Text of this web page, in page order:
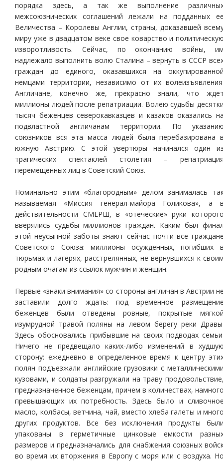
порядка здесь, а так же выполнение
межсоюзнических соглашений лежали на подданных
Величества – Королевы Англии, страны, доказавшей
миру уже в двадцатом веке свое коварство и
изворотливость. Сейчас, по окончанию войны,
надлежало выполнить волю Сталина – вернуть в СССР
граждан до единого, оказавшихся на
немцами территории, независимо от их
Англичане, конечно же, прекрасно знали, что
миллионы людей после репатриации. Волею судьбы
тысяч беженцев северокавказцев и казаков оказались
подвластной англичанам территории. По
союзников вся эта масса людей была перебазирована
южную Австрию. С этой увертюры начинался один
трагических спектаклей столетия –
перемещенных лиц в Советский Союз.
Номинально этим «благородным» делом занималась
называемая «Миссия генерал-майора Голикова», а
действительности СМЕРШ, в «отеческие» руки
вверялись судьбы миллионов граждан. Каким был
этой неусыпной заботы знают сейчас почти все
Советского Союза: миллионы осужденных, погибших
тюрьмах и лагерях, расстрелянных, не вернувшихся к
родным очагам из ссылок мужчин и женщин.
Первые «знаки внимания» со стороны англичан в Австрии
заставили долго ждать: под временное
беженцев были отведены ровные, покрытые
изумрудной травой поляны на левом берегу реки
Здесь обосновались прибывшие на своих подводах
Ничего не предвещало каких-либо изменений в
сторону: ежедневно в определенное время к центру
полян подъезжали английские грузовики с
кузовами, и солдаты разгружали на траву
предназначенное беженцам, причем в количествах,
превышающих их потребность. Здесь было и
масло, колбасы, ветчина, чай, вместо хлеба галеты и
других продуктов. Все без исключения продукты
упакованы в герметичные цинковые емкости
размеров и предназначались для снабжения союзных
во время их вторжения в Европу с моря или с воздуха.